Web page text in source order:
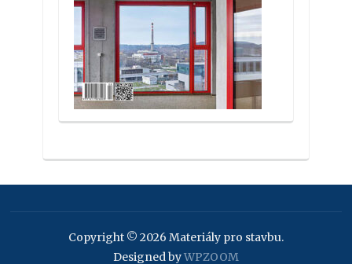
Copyright © 2026 Materiály pro stavbu.
Designed byWPZOOM